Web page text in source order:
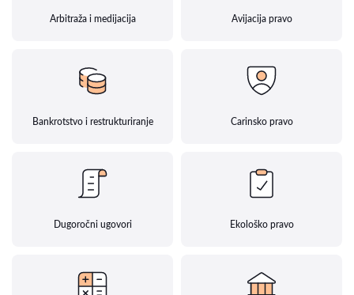
Arbitraža i medijacija Avijacija pravo
Bankrotstvo i restrukturiranje Carinsko pravo
Dugoročni ugovori Ekološko pravo